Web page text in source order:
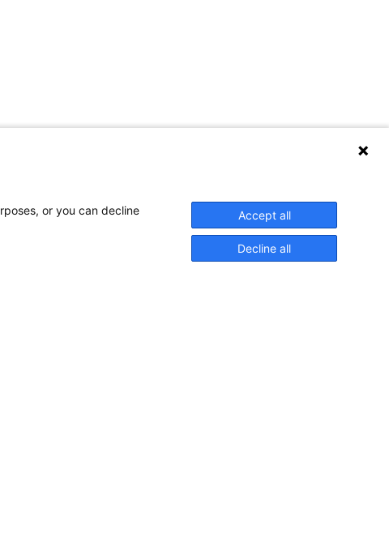
or you can decline
Accept all
Decline all